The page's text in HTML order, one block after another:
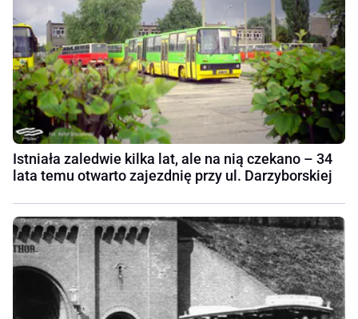
Istniała zaledwie kilka lat, ale na nią czekano – 34
lata temu otwarto zajezdnię przy ul. Darzyborskiej